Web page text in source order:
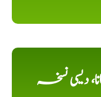
دیسی نسخہ